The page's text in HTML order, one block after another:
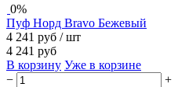
0%
Пуф Норд Bravo Бежевый
4 241 руб / шт
4 241 руб
В корзину Уже в корзине
−
+